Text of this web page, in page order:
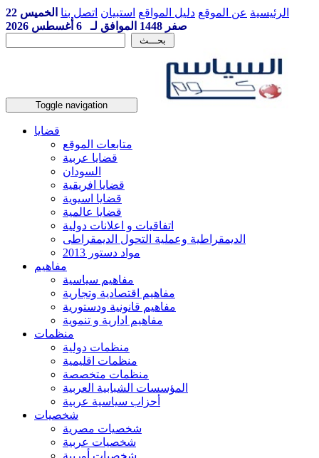
الرئيسية عن الموقع دليل المواقع استبيان اتصل بنا
الخميس 22
صفر 1448 الموافق لـ 6 أغسطس 2026
Toggle navigation
قضايا
متابعات الموقع
قضايا عربية
السودان
قضايا افريقية
قضايا اسيوية
قضايا عالمية
اتفاقيات و اعلانات دولية
الديمقراطية وعملية التحول الديمقراطى
مواد دستور 2013
مفاهيم
مفاهيم سياسية
مفاهيم اقتصادية وتجارية
مفاهيم قانونية ودستورية
مفاهيم ادارية و تنموية
منظمات
منظمات دولية
منظمات اقليمية
منظمات متخصصة
المؤسسات الشبابية العربية
أحزاب سياسية عربية
شخصيات
شخصيات مصرية
شخصيات عربية
شخصيات أوربية